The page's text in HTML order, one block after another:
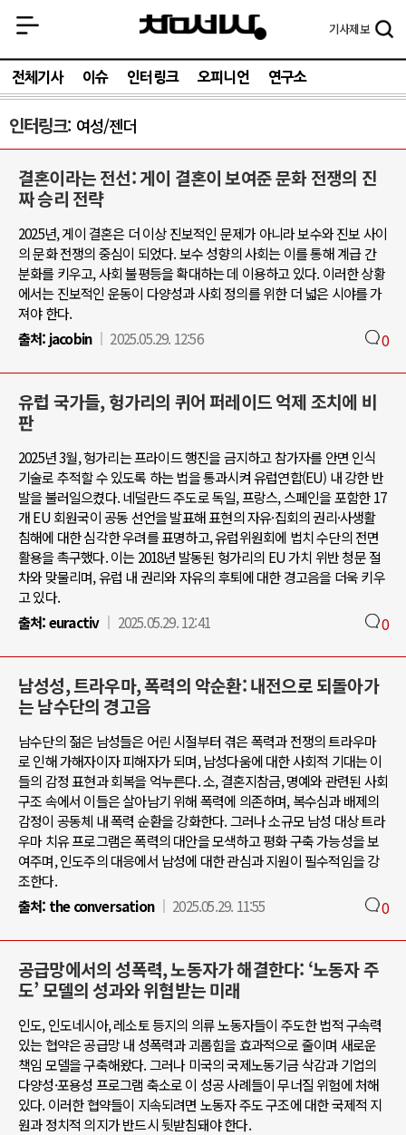
기사제보
전체기사 이슈 인터링크 오피니언 연구소
인터링크 여성/젠더
결혼이라는 전선: 게이 결혼이 보여준 문화 전쟁의 진
짜 승리 전략
2025년, 게이 결혼은 더 이상 진보적인 문제가 아니라 보수와 진보 사이
의 문화 전쟁의 중심이 되었다. 보수 성향의 사회는 이를 통해 계급 간
분화를 키우고, 사회 불평등을 확대하는 데 이용하고 있다. 이러한 상황
에서는 진보적인 운동이 다양성과 사회 정의를 위한 더 넓은 시야를 가
져야 한다.
출처: jacobin 2025.05.29. 12:56 0
유럽 국가들, 헝가리의 퀴어 퍼레이드 억제 조치에 비
판
2025년 3월, 헝가리는 프라이드 행진을 금지하고 참가자를 안면 인식
기술로 추적할 수 있도록 하는 법을 통과시켜 유럽연합(EU) 내 강한 반
발을 불러일으켰다. 네덜란드 주도로 독일, 프랑스, 스페인을 포함한 17
개 EU 회원국이 공동 선언을 발표해 표현의 자유·집회의 권리·사생활
침해에 대한 심각한 우려를 표명하고, 유럽위원회에 법치 수단의 전면
활용을 촉구했다. 이는 2018년 발동된 헝가리의 EU 가치 위반 청문 절
차와 맞물리며, 유럽 내 권리와 자유의 후퇴에 대한 경고음을 더욱 키우
고 있다.
출처:euractiv 2025.05.29. 12:41 0
남성성, 트라우마, 폭력의 악순환: 내전으로 되돌아가
는 남수단의 경고음
남수단의 젊은 남성들은 어린 시절부터 겪은 폭력과 전쟁의 트라우마
로 인해 가해자이자 피해자가 되며, 남성다움에 대한 사회적 기대는 이
들의 감정 표현과 회복을 억누른다. 소, 결혼지참금, 명예와 관련된 사회
구조 속에서 이들은 살아남기 위해 폭력에 의존하며, 복수심과 배제의
감정이 공동체 내 폭력 순환을 강화한다. 그러나 소규모 남성 대상 트라
우마 치유 프로그램은 폭력의 대안을 모색하고 평화 구축 가능성을 보
여주며, 인도주의 대응에서 남성에 대한 관심과 지원이 필수적임을 강
조한다.
출처: the conversation 2025.05.29. 11:55 0
공급망에서의 성폭력, 노동자가 해결한다: ‘노동자 주
도’ 모델의 성과와 위협받는 미래
인도, 인도네시아, 레소토 등지의 의류 노동자들이 주도한 법적 구속력
있는 협약은 공급망 내 성폭력과 괴롭힘을 효과적으로 줄이며 새로운
책임 모델을 구축해왔다. 그러나 미국의 국제노동기금 삭감과 기업의
다양성·포용성 프로그램 축소로 이 성공 사례들이 무너질 위험에 처해
있다. 이러한 협약들이 지속되려면 노동자 주도 구조에 대한 국제적 지
원과 정치적 의지가 반드시 뒷받침돼야 한다.